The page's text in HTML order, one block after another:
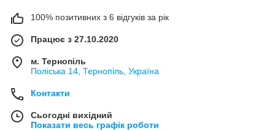
100% позитивних з 6 відгуків за рік
Працює з 27.10.2020
м. Тернопіль
Поліська 14, Тернопіль, Україна
Контакти
Сьогодні вихідний
Показати весь графік роботи